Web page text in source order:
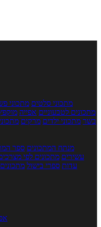
מתכוני סלטים מתכוני
מתכונים לטבעוניים אפייה
בשר מתכוני ילדים מרקים
מנתח המתכונים ספר
עשירים מתכונים לפי
עדות ספרי בישול